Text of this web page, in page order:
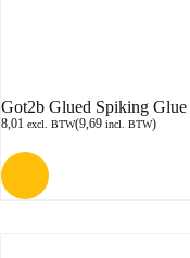
Got2b Glued Spiking Glue
8,01 excl. BTW(9,69 incl. BTW)